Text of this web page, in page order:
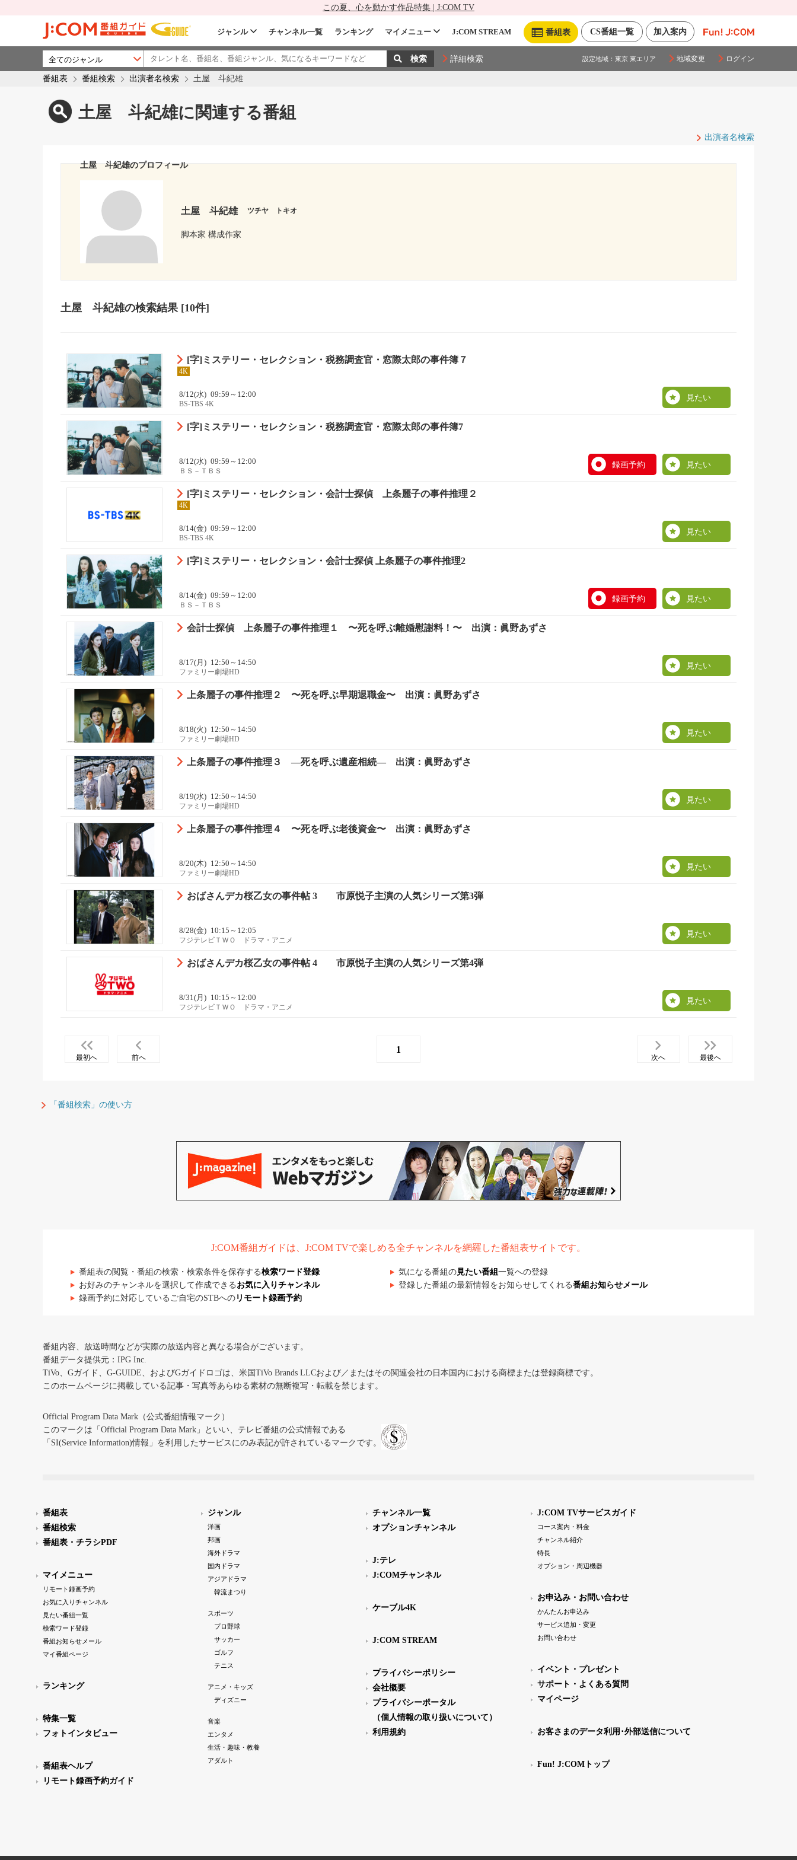
この夏、心を動かす作品特集 | J:COM TV
加入案内
CS番組一覧
番組表
ジャンル チャンネル一覧 ランキング マイメニュー J:COM STREAM
詳細検索 設定地域： 東京 東エリア 地域変更 ログイン
番組表 番組検索 出演者名検索 土屋 斗紀雄
土屋 斗紀雄に関連する番組
出演者名検索
土屋 斗紀雄のプロフィール
土屋 斗紀雄 ツチヤ トキオ
脚本家 構成作家
土屋 斗紀雄の検索結果[10件]
[字]ミステリー・セレクション・税務調査官・窓際太郎の事件簿７
4K
8/12(水) 09:59～12:00
BS-TBS 4K
見たい
[字]ミステリー・セレクション・税務調査官・窓際太郎の事件簿7
8/12(水) 09:59～12:00
ＢＳ－ＴＢＳ
録画予約 見たい
[字]ミステリー・セレクション・会計士探偵 上条麗子の事件推理２
4K
8/14(金) 09:59～12:00
BS-TBS 4K
見たい
[字]ミステリー・セレクション・会計士探偵 上条麗子の事件推理2
8/14(金) 09:59～12:00
ＢＳ－ＴＢＳ
録画予約 見たい
会計士探偵 上条麗子の事件推理１ 〜死を呼ぶ離婚慰謝料！〜 出演：眞野あずさ
8/17(月) 12:50～14:50
ファミリー劇場HD
見たい
上条麗子の事件推理２ 〜死を呼ぶ早期退職金〜 出演：眞野あずさ
8/18(火) 12:50～14:50
ファミリー劇場HD
見たい
上条麗子の事件推理３ ―死を呼ぶ遺産相続― 出演：眞野あずさ
8/19(水) 12:50～14:50
ファミリー劇場HD
見たい
上条麗子の事件推理４ 〜死を呼ぶ老後資金〜 出演：眞野あずさ
8/20(木) 12:50～14:50
ファミリー劇場HD
見たい
おばさんデカ桜乙女の事件帖 3 市原悦子主演の人気シリーズ第3弾
8/28(金) 10:15～12:05
フジテレビＴＷＯ ドラマ・アニメ
見たい
おばさんデカ桜乙女の事件帖 4 市原悦子主演の人気シリーズ第4弾
8/31(月) 10:15～12:00
フジテレビＴＷＯ ドラマ・アニメ
見たい
最初へ 前へ
1
次へ 最後へ
「番組検索」の使い方
J:COM番組ガイドは、J:COM TVで楽しめる全チャンネルを網羅した番組表サイトです。
番組表の閲覧・番組の検索・検索条件を保存する検索ワード登録 気になる番組の見たい番組 一覧への登録
お好みのチャンネルを選択して作成できる お気に入りチャンネル 登録した番組の最新情報をお知らせしてくれる番組お知らせメール
録画予約に対応しているご自宅のSTBへの リモート録画予約
番組内容、放送時間などが実際の放送内容と異なる場合がございます。
番組データ提供元：IPG Inc.
TiVo、Gガイド、G-GUIDE、およびGガイドロゴは、米国TiVo Brands LLCおよび／またはその関連会社の日本国内における商標または登録商標です。
このホームページに掲載している記事・写真等あらゆる素材の無断複写・転載を禁じます。
Official Program Data Mark（公式番組情報マーク）
このマークは「Official Program Data Mark」といい、テレビ番組の公式情報である
「SI(Service Information)情報」を利用したサービスにのみ表記が許されているマークです。
番組表
番組検索
番組表・チラシPDF
マイメニュー
リモート録画予約
お気に入りチャンネル
見たい番組一覧
検索ワード登録
番組お知らせメール
マイ番組ページ
ランキング
特集一覧
フォトインタビュー
番組表ヘルプ
リモート録画予約ガイド
ジャンル
洋画
邦画
海外ドラマ
国内ドラマ
アジアドラマ
韓流まつり
スポーツ
プロ野球
サッカー
ゴルフ
テニス
アニメ・キッズ
ディズニー
音楽
エンタメ
生活・趣味・教養
アダルト
チャンネル一覧
オプションチャンネル
J:テレ
J:COMチャンネル
ケーブル4K
J:COM STREAM
プライバシーポリシー
会社概要
プライバシーポータル
（個人情報の取り扱いについて）
利用規約
J:COM TVサービスガイド
コース案内・料金
チャンネル紹介
特長
オプション・周辺機器
お申込み・お問い合わせ
かんたんお申込み
サービス追加・変更
お問い合わせ
イベント・プレゼント
サポート・よくある質問
マイページ
お客さまのデータ利用･外部送信について
Fun! J:COMトップ